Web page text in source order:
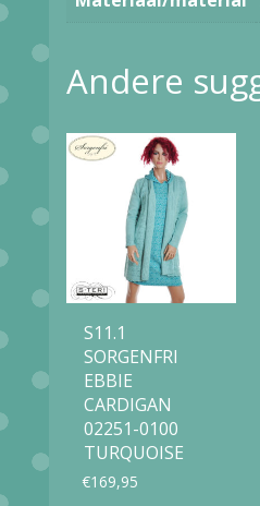
Andere
S11.1
SORGENFRI
EBBIE
CARDIGAN
02251-0100
TURQUOISE
€169,95